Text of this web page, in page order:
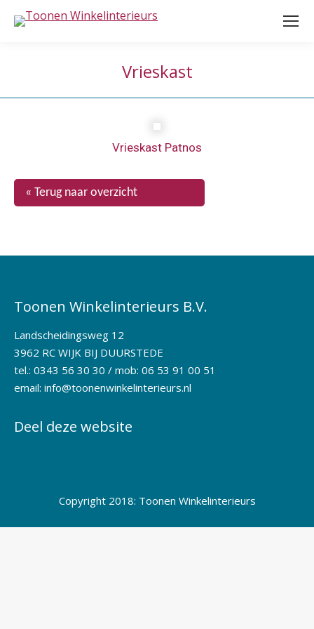
Vrieskast
Vrieskast Patnos
« Terug naar overzicht
Toonen Winkelinterieurs B.V.
Landscheidingsweg 12
3962 RC WIJK BIJ DUURSTEDE
tel.: 0343 56 30 30 / mob: 06 53 91 00 51
email: info@toonenwinkelinterieurs.nl
Deel deze website
Copyright 2018: Toonen Winkelinterieurs